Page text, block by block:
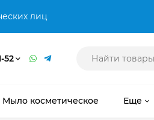
лиц
52
Мыло косметическое Еще